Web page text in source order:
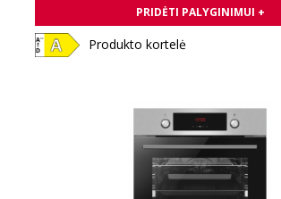
PRIDĖTI PALYGINIMUI +
Produkto kortelė